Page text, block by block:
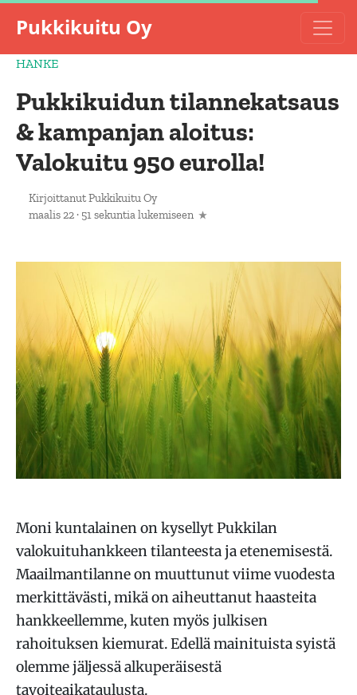
Pukkikuitu Oy
HANKE
Pukkikuidun tilannekatsaus
& kampanjan aloitus:
Valokuitu 950 eurolla!
KirjoittanutPukkikuitu Oy
maalis 22· 51 sekuntia lukemiseen
Moni kuntalainen on kysellyt Pukkilan
valokuituhankkeen tilanteesta ja etenemisestä.
Maailmantilanne on muuttunut viime vuodesta
merkittävästi, mikä on aiheuttanut haasteita
hankkeellemme, kuten myös julkisen
rahoituksen kiemurat. Edellä mainituista syistä
olemme jäljessä alkuperäisestä
tavoiteaikataulusta.